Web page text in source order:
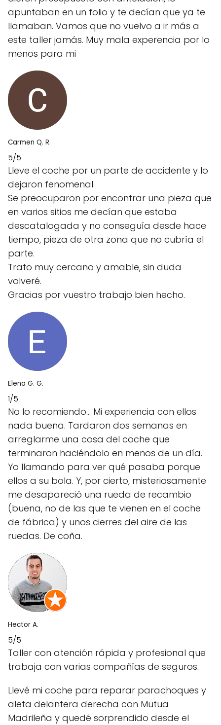
apuntaban en un folio y te decían que ya te
llamaban. Vamos que no vuelvo a ir más a
este taller jamás. Muy mala experencia por lo
menos para mi
Carmen Q. R.
5/5
Lleve el coche por un parte de accidente y lo
dejaron fenomenal.
Se preocuparon por encontrar una pieza que
en varios sitios me decían que estaba
descatalogada y no conseguía desde hace
tiempo, pieza de otra zona que no cubría el
parte.
Trato muy cercano y amable, sin duda
volveré.
Gracias por vuestro trabajo bien hecho.
Elena G. G.
1/5
No lo recomiendo... Mi experiencia con ellos
nada buena. Tardaron dos semanas en
arreglarme una cosa del coche que
terminaron haciéndolo en menos de un día.
Yo llamando para ver qué pasaba porque
ellos a su bola. Y, por cierto, misteriosamente
me desapareció una rueda de recambio
(buena, no de las que te vienen en el coche
de fábrica) y unos cierres del aire de las
ruedas. De coña.
Hector A.
5/5
Taller con atención rápida y profesional que
trabaja con varias compañías de seguros.
Llevé mi coche para reparar parachoques y
aleta delantera derecha con Mutua
Madrileña y quedé sorprendido desde el